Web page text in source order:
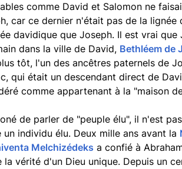
comme David et Salomon ne
car ce dernier n'était pas de la
davidique que Joseph. Il est vrai que
dans la ville de David, Bethléem de
tôt, l'un des ancêtres paternels de
qui était un descendant direct de
comme appartenant à la "maison
de parler de "peuple élu", il n'est
un individu élu. Deux mille ans avant la
Melchizédeks a confié à
la vérité d'un Dieu unique. Depuis un